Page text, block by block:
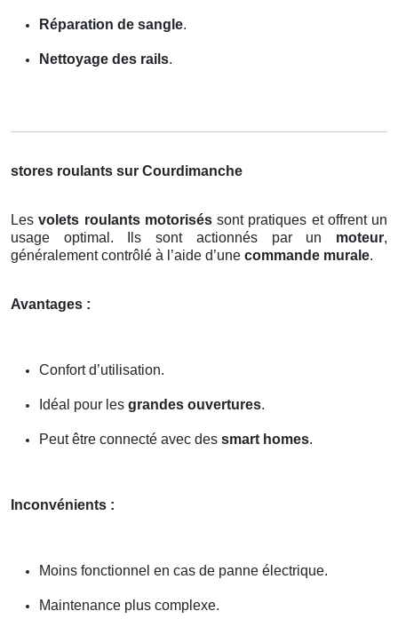
Réparation de sangle.
Nettoyage des rails.
stores roulants sur Courdimanche
Lesvolets roulants motoriséssont pratiques et offrent un
usage optimal. Ils sont actionnés par un moteur,
généralement contrôlé à l’aide d’une commande murale.
Avantages :
Confort d’utilisation.
Idéal pour les grandes ouvertures.
Peut être connecté avec des smart homes.
Inconvénients :
Moins fonctionnel en cas de panne électrique.
Maintenance plus complexe.